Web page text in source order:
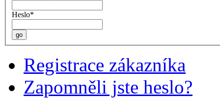
Heslo*
go
Registrace zákazníka
Zapomněli jste heslo?